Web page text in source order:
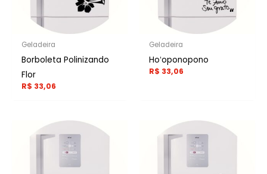
Geladeira
Borboleta Polinizando
Flor
R$ 33,06
Geladeira
Hoʻoponopono
R$ 33,06